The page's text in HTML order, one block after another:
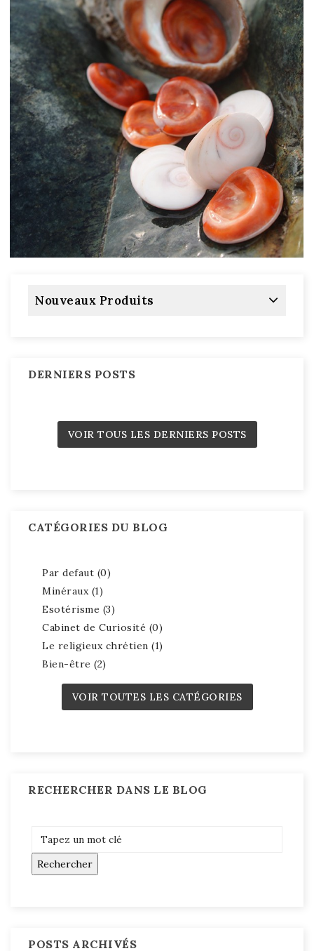
Nouveaux Produits
DERNIERS POSTS
VOIR TOUS LES DERNIERS POSTS
CATÉGORIES DU BLOG
Par defaut (0)
Minéraux (1)
Esotérisme (3)
Cabinet de Curiosité (0)
Le religieux chrétien (1)
Bien-être (2)
VOIR TOUTES LES CATÉGORIES
RECHERCHER DANS LE BLOG
POSTS ARCHIVÉS